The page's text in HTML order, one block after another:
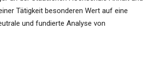
Tätigkeit besonderen Wert auf eine
und fundierte Analyse von